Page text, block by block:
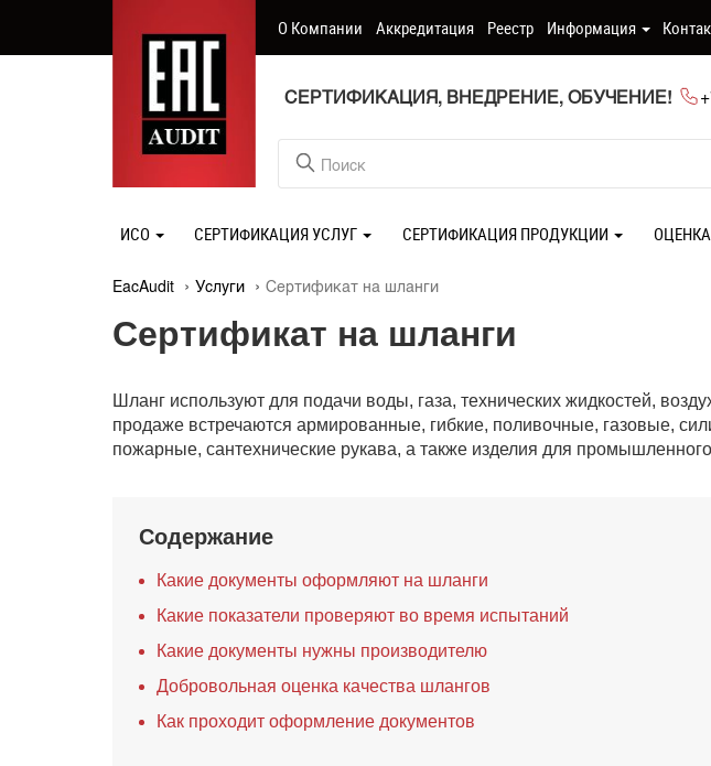
О Компании Аккредитация Реестр Информация
СЕРТИФИКАЦИЯ, ВНЕДРЕНИЕ, ОБУЧЕНИЕ!
ИСО СЕРТИФИКАЦИЯ УСЛУГ СЕРТИФИКАЦИЯ ПРОДУКЦИИ
EacAudit Услуги Сертификат на шланги
Сертификат на шланги
Шланг используют для подачи воды, газа, технических жидкостей,
продаже встречаются армированные, гибкие, поливочные, газовые,
пожарные, сантехнические рукава, а также изделия для
Содержание
Какие документы оформляют на шланги
Какие показатели проверяют во время испытаний
Какие документы нужны производителю
Добровольная оценка качества шлангов
Как проходит оформление документов